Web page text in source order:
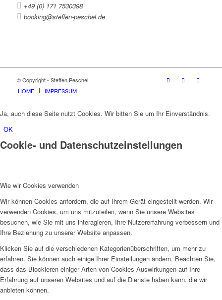
+49 (0) 171 7530398
booking@steffen-peschel.de
© Copyright - Steffen Peschel
HOME
IMPRESSUM
Ja, auch diese Seite nutzt Cookies. Wir bitten Sie um Ihr Einverständnis.
OK
Cookie- und Datenschutzeinstellungen
Wie wir Cookies verwenden
Wir können Cookies anfordern, die auf Ihrem Gerät eingestellt werden. Wir
verwenden Cookies, um uns mitzuteilen, wenn Sie unsere Websites
besuchen, wie Sie mit uns interagieren, Ihre Nutzererfahrung verbessern und
Ihre Beziehung zu unserer Website anpassen.
Klicken Sie auf die verschiedenen Kategorienüberschriften, um mehr zu
erfahren. Sie können auch einige Ihrer Einstellungen ändern. Beachten Sie,
dass das Blockieren einiger Arten von Cookies Auswirkungen auf Ihre
Erfahrung auf unseren Websites und auf die Dienste haben kann, die wir
anbieten können.